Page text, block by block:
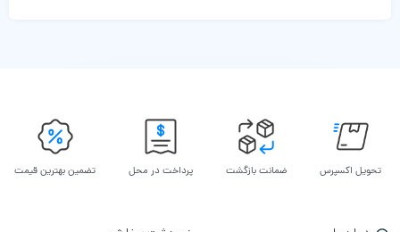
تحویل اکسپرس ضمانت بازگشت پرداخت در محل تضمین بهترین قیمت